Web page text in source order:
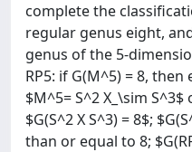
complete the
regular genus eight,
genus of the 5-
RP5: if G(M^5) = 8,
$M^5= S^2 X_\sim S^3$
$G(S^2 X S^3) = 8$;
than or equal to 8;